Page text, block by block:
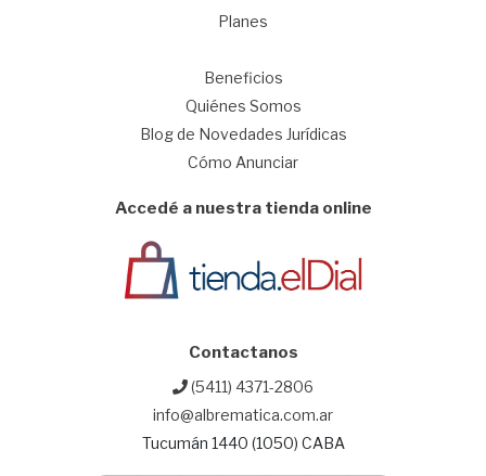
Planes
Beneficios
Quiénes Somos
Blog de Novedades Jurídicas
Cómo Anunciar
Accedé a nuestra tienda online
Contactanos
(5411) 4371-2806
info@albrematica.com.ar
Tucumán 1440 (1050) CABA